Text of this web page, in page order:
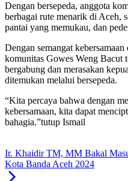
Dengan bersepeda, anggota
berbagai rute menarik di Aceh,
pantai yang memukau, dan
Dengan semangat
komunitas Gowes Weng Bacut
bergabung dan merasakan
ditemukan melalui bersepeda.
“Kita percaya bahwa dengan
kebersamaan, kita dapat
bahagia.”tutup Ismail
Ir. Khaidir TM, MM Bakal
Kota Banda Aceh 2024